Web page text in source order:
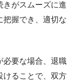
きがスムーズに進
把握でき、適切な
必要な場合、退職
けることで、双方